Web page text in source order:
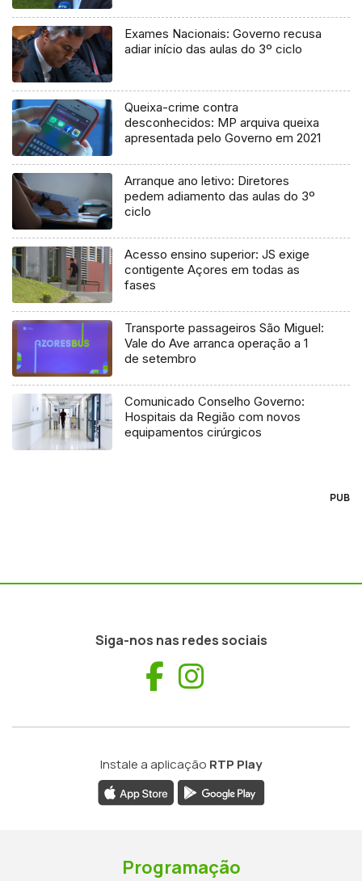
Exames Nacionais: Governo recusa
adiar início das aulas do 3º ciclo
Queixa-crime contra
desconhecidos: MP arquiva queixa
apresentada pelo Governo em 2021
Arranque ano letivo: Diretores
pedem adiamento das aulas do 3º
ciclo
Acesso ensino superior: JS exige
contigente Açores em todas as
fases
Transporte passageiros São Miguel:
Vale do Ave arranca operação a 1
de setembro
Comunicado Conselho Governo:
Hospitais da Região com novos
equipamentos cirúrgicos
PUB
Siga-nos nas redes sociais
Facebook
Instale a aplicação RTP Play
Programação